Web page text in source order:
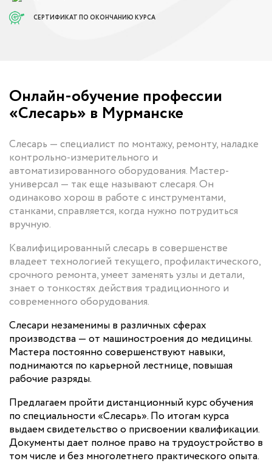
СЕРТИФИКАТ ПО ОКОНЧАНИЮ КУРСА
Онлайн-обучение профессии
«Слесарь» в Мурманске
Слесарь — специалист по монтажу, ремонту, наладке
контрольно-измерительного и
автоматизированного оборудования. Мастер-
универсал — так еще называют слесаря. Он
одинаково хорош в работе с инструментами,
станками, справляется, когда нужно потрудиться
вручную.
Квалифицированный слесарь в совершенстве
владеет технологией текущего, профилактического,
срочного ремонта, умеет заменять узлы и детали,
знает о тонкостях действия традиционного и
современного оборудования.
Слесари незаменимы в различных сферах
производства — от машиностроения до медицины.
Мастера постоянно совершенствуют навыки,
поднимаются по карьерной лестнице, повышая
рабочие разряды.
Предлагаем пройти дистанционный курс обучения
по специальности «Слесарь». По итогам курса
выдаем свидетельство о присвоении квалификации.
Документы дает полное право на трудоустройство в
том числе и без многолетнего практического опыта.